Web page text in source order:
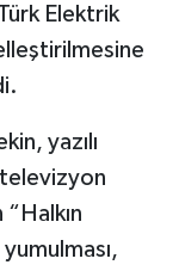
Elektrik
yazılı
televizyon
“Halkın